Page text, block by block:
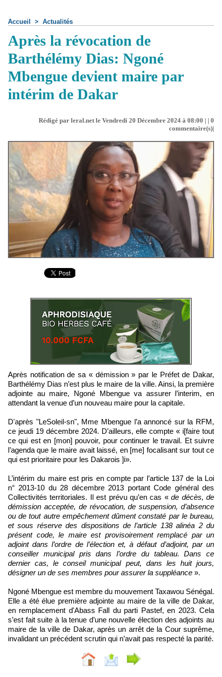
Accueil > Actualités
Après la révocation de
Barthélémy Dias: Ngoné
Mbengue devient maire par
intérim de Dakar
Rédigé par leral.net le Vendredi 20 Décembre 2024 à 08:00 | | 0
commentaire(s)|
Après notification de sa « démission » par le Préfet de Dakar,
Barthélémy Dias n’est plus le maire de la ville. Ainsi, la première
adjointe au maire, Ngoné Mbengue va assurer l’interim, en
attendant la venue d’un nouveau maire pour la capitale.
D'après "LeSoleil-sn", Mme Mbengue l’a annoncé sur la RFM,
ce jeudi 19 décembre 2024. D’ailleurs, elle compte « i[faire tout
ce qui est en [mon] pouvoir, pour continuer le travail. Et suivre
l’agenda que le maire avait laissé, en [me] focalisant sur tout ce
qui est prioritaire pour les Dakarois ]i».
L’intérim du maire est pris en compte par l’article 137 de la Loi
n° 2013-10 du 28 décembre 2013 portant Code général des
Collectivités territoriales. Il est prévu qu’en cas «de décès, de
démission acceptée, de révocation, de suspension, d’absence
ou de tout autre empêchement dûment constaté par le bureau,
et sous réserve des dispositions de l’article 138 alinéa 2 du
présent code, le maire est provisoirement remplacé par un
adjoint dans l’ordre de l’élection et, à défaut d’adjoint, par un
conseiller municipal pris dans l’ordre du tableau. Dans ce
dernier cas, le conseil municipal peut, dans les huit jours,
désigner un de ses membres pour assurer la suppléance ».
Ngoné Mbengue est membre du mouvement Taxawou Sénégal.
Elle a été élue première adjointe au maire de la ville de Dakar,
en remplacement d'Abass Fall du parti Pastef, en 2023. Cela
s’est fait suite à la tenue d’une nouvelle élection des adjoints au
maire de la ville de Dakar, après un arrêt de la Cour suprême,
invalidant un précédent scrutin qui n’avait pas respecté la parité.